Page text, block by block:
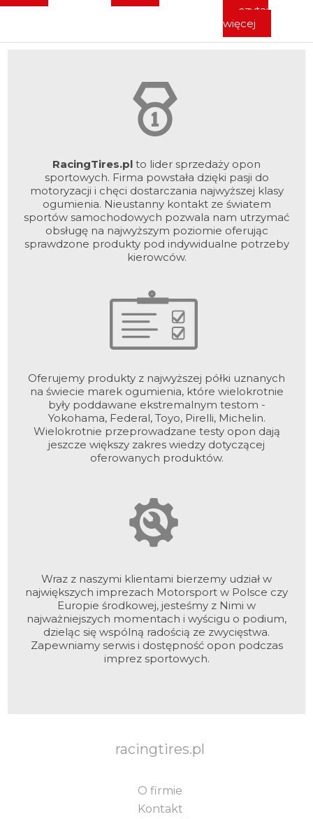
czytaj
więcej
RacingTires.pl to lider sprzedaży opon
sportowych. Firma powstała dzięki pasji do
motoryzacji i chęci dostarczania najwyższej klasy
ogumienia. Nieustanny kontakt ze światem
sportów samochodowych pozwala nam utrzymać
obsługę na najwyższym poziomie oferując
sprawdzone produkty pod indywidualne potrzeby
kierowców.
Oferujemy produkty z najwyższej półki uznanych
na świecie marek ogumienia, które wielokrotnie
były poddawane ekstremalnym testom -
Yokohama, Federal, Toyo, Pirelli, Michelin.
Wielokrotnie przeprowadzane testy opon dają
jeszcze większy zakres wiedzy dotyczącej
oferowanych produktów.
Wraz z naszymi klientami bierzemy udział w
największych imprezach Motorsport w Polsce czy
Europie środkowej, jesteśmy z Nimi w
najważniejszych momentach i wyścigu o podium,
dzieląc się wspólną radością ze zwycięstwa.
Zapewniamy serwis i dostępność opon podczas
imprez sportowych.
racingtires.pl
O firmie
Kontakt